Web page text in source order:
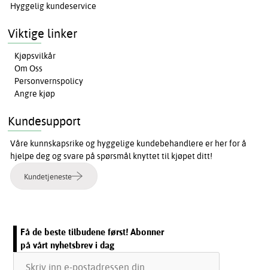
Hyggelig kundeservice
Viktige linker
Kjøpsvilkår
Om Oss
Personvernspolicy
Angre kjøp
Kundesupport
Våre kunnskapsrike og hyggelige kundebehandlere er her for å
hjelpe deg og svare på spørsmål knyttet til kjøpet ditt!
Kundetjeneste
Få de beste tilbudene først! Abonner
på vårt nyhetsbrev i dag